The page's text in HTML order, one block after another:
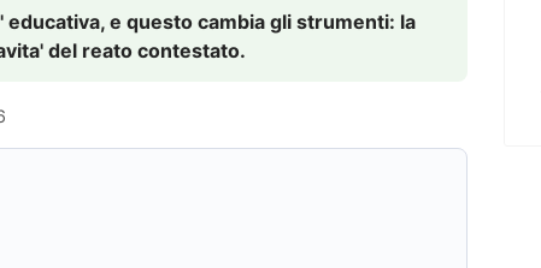
e questo cambia gli strumenti: la
del reato contestato.